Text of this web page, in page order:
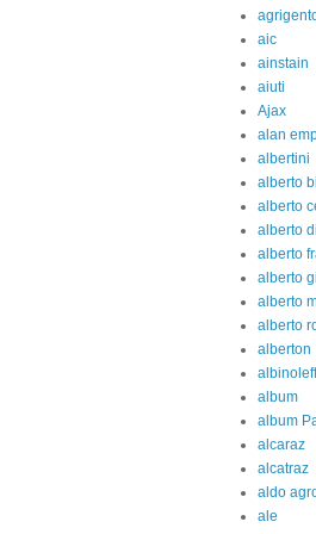
aic
ainstain
aiuti
Ajax
alan
albertini
alberto
alberto
alberto
alberto
alberto
alberto
alberto
alberton
album
album
alcaraz
alcatraz
aldo
ale